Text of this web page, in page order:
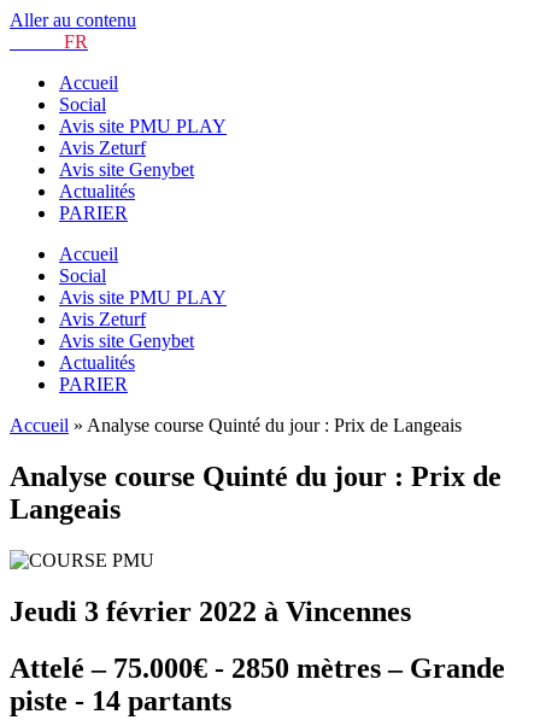
Aller au contenu
FR
Accueil
Social
Avis site PMU PLAY
Avis Zeturf
Avis site Genybet
Actualités
PARIER
Accueil
Social
Avis site PMU PLAY
Avis Zeturf
Avis site Genybet
Actualités
PARIER
Accueil » Analyse course Quinté du jour : Prix de Langeais
Analyse course Quinté du jour : Prix de
Langeais
Jeudi 3 février 2022 à Vincennes
Attelé – 75.000€ - 2850 mètres – Grande
piste - 14 partants